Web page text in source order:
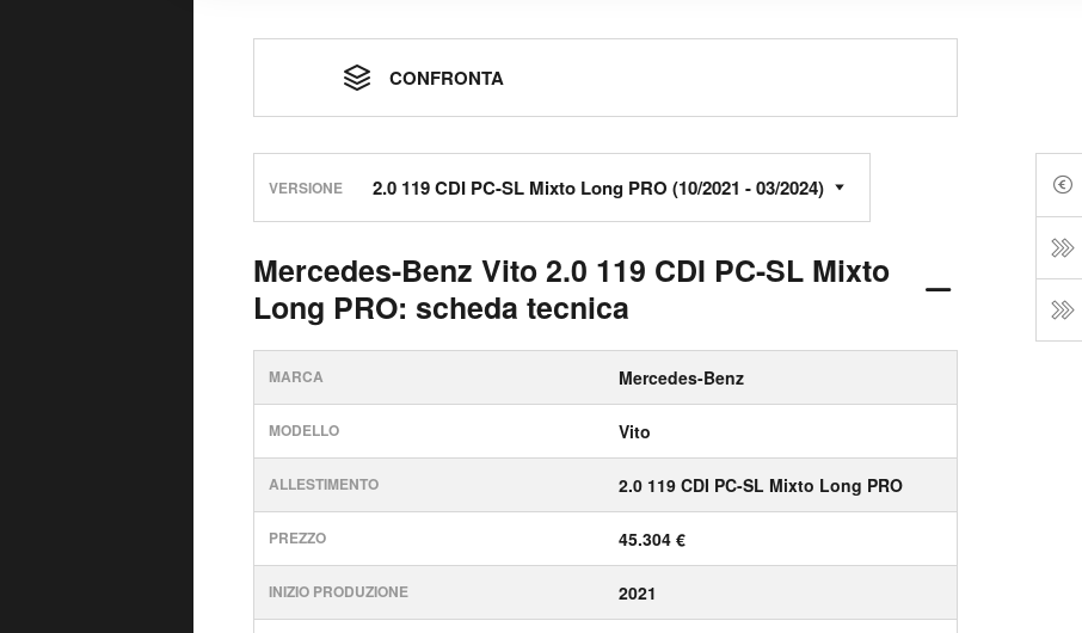
CONFRONTA
VERSIONE
Mercedes-Benz Vito 2.0 119 CDI PC-SL Mixto
Long PRO: scheda tecnica
MARCA Mercedes-Benz
MODELLO Vito
ALLESTIMENTO 2.0 119 CDI PC-SL Mixto Long PRO
PREZZO 45.304 €
INIZIO PRODUZIONE 2021